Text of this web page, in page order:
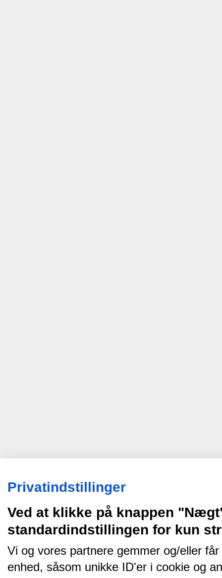
Privatindstillinger
Ved at klikke på knappen
standardindstillingen for kun
Vi og vores partnere gemmer og/eller
enhed, såsom unikke ID'er i cookie og